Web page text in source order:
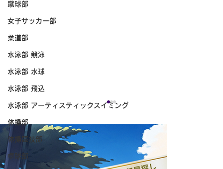
蹴球部
女子サッカー部
柔道部
水泳部 競泳
水泳部 水球
水泳部 飛込
水泳部 アーティスティックスイミング
体操部
体操競技部
卓球部